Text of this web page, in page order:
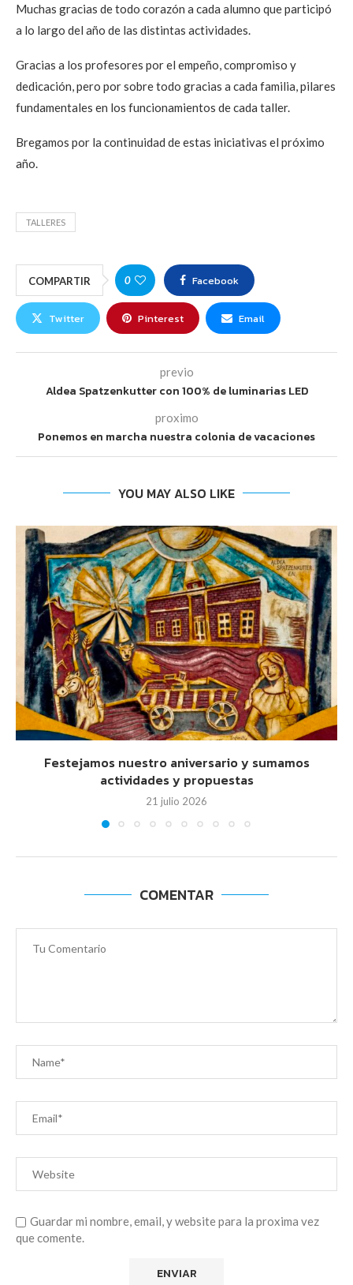
Muchas gracias de todo corazón a cada alumno que participó
a lo largo del año de las distintas actividades.
Gracias a los profesores por el empeño, compromiso y
dedicación, pero por sobre todo gracias a cada familia, pilares
fundamentales en los funcionamientos de cada taller.
Bregamos por la continuidad de estas iniciativas el próximo
año.
TALLERES
COMPARTIR 0 Facebook
Twitter Pinterest Email
previo
Aldea Spatzenkutter con 100% de luminarias LED
proximo
Ponemos en marcha nuestra colonia de vacaciones
YOU MAY ALSO LIKE
Festejamos nuestro aniversario y sumamos
actividades y propuestas
21 julio 2026
COMENTAR
Guardar mi nombre, email, y website para la proxima vez
que comente.